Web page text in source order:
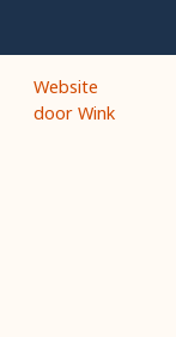
Website
door Wink